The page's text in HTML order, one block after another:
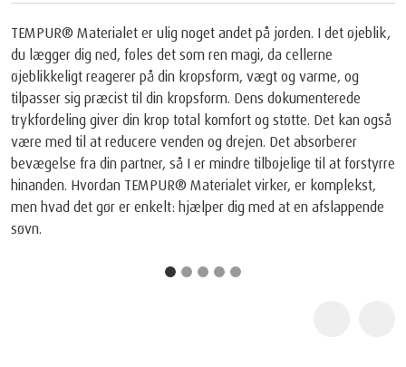
Det eneste madras brand anerkendt af NASA1og certificeret af
Space Foundation2 . I hjertet af hver TEMPUR® ️madras og pude, vi
skaber, findes vores ikoniske TEMPUR® ️ Materiale, der er født af
NASA-teknologi. I slutningen af 60'erne opfandt NASA-forskere
et helt nyt materiale, der så blev brugt ombord på rumfærgerne.
Vores grundlæggere indså materialets unikke potentiale, så de
tog den originale NASA opfindelse og brugte år på at
perfektionere den til TEMPUR®️ Materialet og skabte verdens
første viskoelastiske madras og pude.
1Firmaet og det's produkter blev anerkendt af NASA ved en
TEMPUR®️s enestående resultater med at tilpasse den originale